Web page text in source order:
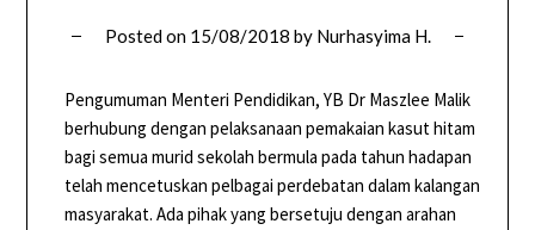
Posted on 15/08/2018 by Nurhasyima H.
Pengumuman Menteri Pendidikan, YB Dr Maszlee Malik
berhubung dengan pelaksanaan pemakaian kasut hitam
bagi semua murid sekolah bermula pada tahun hadapan
telah mencetuskan pelbagai perdebatan dalam kalangan
masyarakat. Ada pihak yang bersetuju dengan arahan